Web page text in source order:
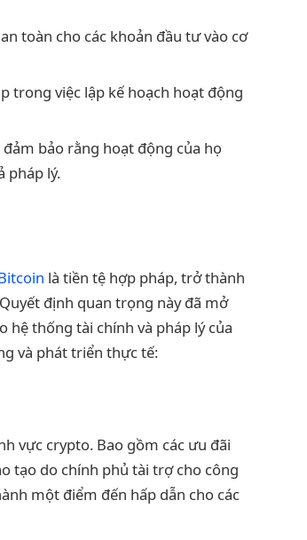
toàn cho các khoản đầu tư vào cơ
trong việc lập kế hoạch hoạt động
bảo rằng hoạt động của họ
pháp lý.
là tiền tệ hợp pháp, trở thành
định quan trọng này đã mở
hệ thống tài chính và pháp lý của
và phát triển thực tế:
vực crypto. Bao gồm các ưu đãi
tạo do chính phủ tài trợ cho công
một điểm đến hấp dẫn cho các